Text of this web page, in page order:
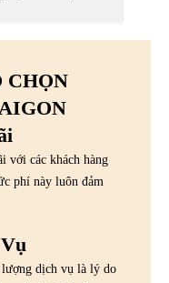
CHỌN
với các khách hàng
phí này luôn đảm
lượng dịch vụ là lý do